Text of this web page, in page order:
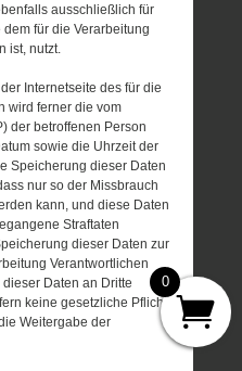
ausschließlich für
für die Verarbeitung
ist, nutzt.
Internetseite des für die
wird ferner die vom
der betroffenen Person
sowie die Uhrzeit der
Speicherung dieser Daten
nur so der Missbrauch
kann, und diese Daten
Straftaten
dieser Daten zur
Verantwortlichen
Daten an Dritte
keine gesetzliche Pflicht
Weitergabe der
0